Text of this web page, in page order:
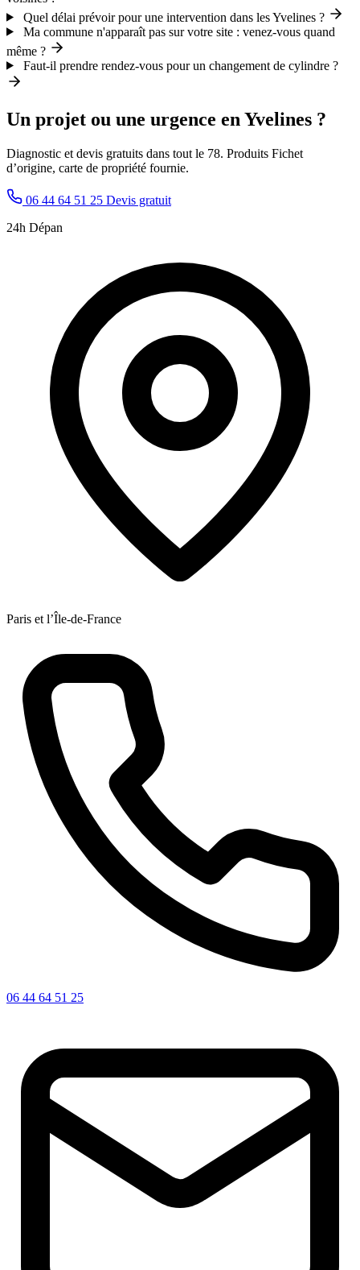
Quel délai prévoir pour une intervention dans les Yvelines ?
Ma commune n'apparaît pas sur votre site : venez-vous quand
même ?
Faut-il prendre rendez-vous pour un changement de cylindre ?
Un projet ou une urgence en Yvelines ?
Diagnostic et devis gratuits dans tout le 78. Produits Fichet
d’origine, carte de propriété fournie.
06 44 64 51 25 Devis gratuit
24h Dépan
Paris et l’Île-de-France
06 44 64 51 25